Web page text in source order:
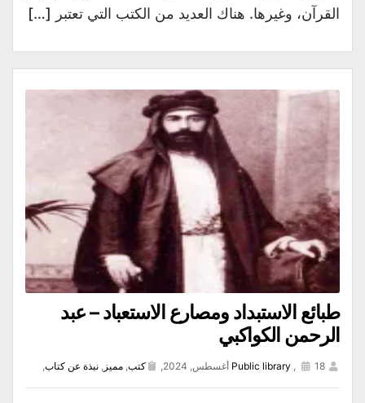
القرآن، وغيرها. هناك العديد من الكتب التي تعتبر […]
طبائع الاستبداد ومصارع الاستعباد – عبد
الرحمن الكواكبي
Public library , 18 أغسطس, 2024, كتب, مميز , نبذة عن كتاب,